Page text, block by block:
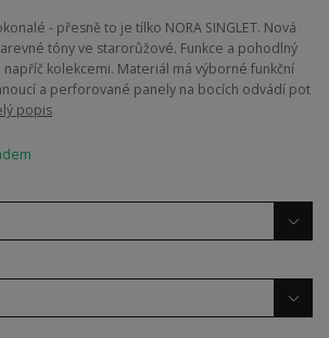
- přesně to je tílko NORA SINGLET. Nová
tóny ve starorůžové. Funkce a pohodlný
napříč kolekcemi. Materiál má výborné funkční
a perforované panely na bocích odvádí pot
popis